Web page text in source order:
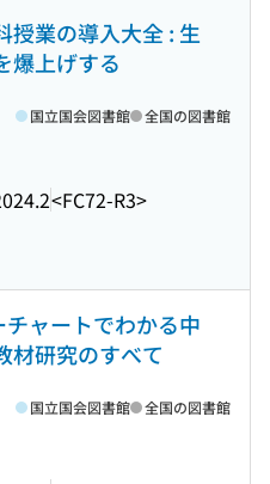
授業の導入大全 : 生
爆上げする
<FC72-R3>
国立国会図書館 全国の図書館
ャートでわかる中
材研究のすべて
国立国会図書館 全国の図書館